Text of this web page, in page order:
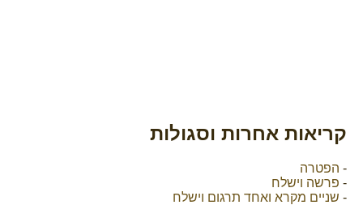
קריאות אחרות וסגולות
- הפטרה
- פרשה וישלח
- שניים מקרא ואחד תרגום וישלח